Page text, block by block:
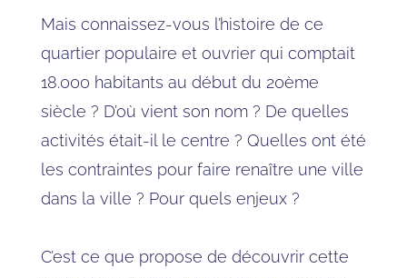
Mais connaissez-vous l’histoire de ce
quartier populaire et ouvrier qui comptait
18.000 habitants au début du 20ème
siècle ? D’où vient son nom ? De quelles
activités était-il le centre ? Quelles ont été
les contraintes pour faire renaître une ville
dans la ville ? Pour quels enjeux ?
C’est ce que propose de découvrir cette